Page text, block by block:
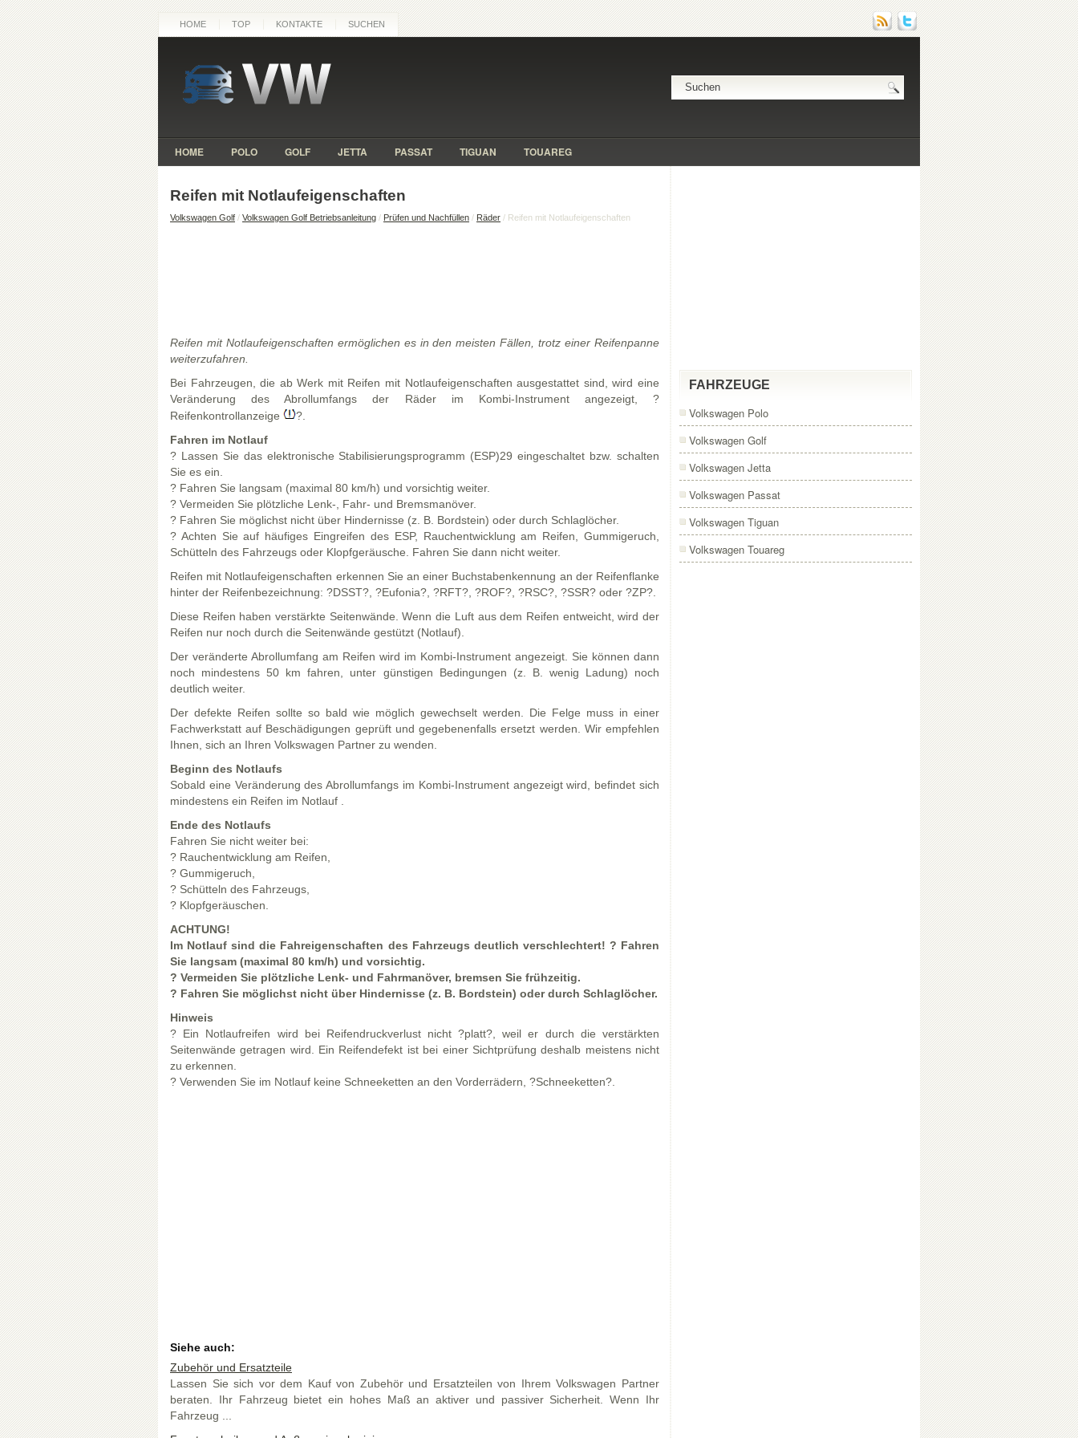
HOME TOP KONTAKTE SUCHEN
HOME POLO GOLF JETTA PASSAT TIGUAN TOUAREG
Reifen mit Notlaufeigenschaften
Volkswagen Golf / Volkswagen Golf Betriebsanleitung / Prüfen und Nachfüllen / Räder / Reifen mit Notlaufeigenschaften
Reifen mit Notlaufeigenschaften ermöglichen es in den meisten Fällen, trotz einer Reifenpanne
weiterzufahren.
Bei Fahrzeugen, die ab Werk mit Reifen mit Notlaufeigenschaften ausgestattet sind, wird eine
Veränderung des Abrollumfangs der Räder im Kombi-Instrument angezeigt, ?
Reifenkontrollanzeige
?.
Fahren im Notlauf
? Lassen Sie das elektronische Stabilisierungsprogramm (ESP)29 eingeschaltet bzw. schalten
Sie es ein.
? Fahren Sie langsam (maximal 80 km/h) und vorsichtig weiter.
? Vermeiden Sie plötzliche Lenk-, Fahr- und Bremsmanöver.
? Fahren Sie möglichst nicht über Hindernisse (z. B. Bordstein) oder durch Schlaglöcher.
? Achten Sie auf häufiges Eingreifen des ESP, Rauchentwicklung am Reifen, Gummigeruch,
Schütteln des Fahrzeugs oder Klopfgeräusche. Fahren Sie dann nicht weiter.
Reifen mit Notlaufeigenschaften erkennen Sie an einer Buchstabenkennung an der Reifenflanke
hinter der Reifenbezeichnung: ?DSST?, ?Eufonia?, ?RFT?, ?ROF?, ?RSC?, ?SSR? oder ?ZP?.
Diese Reifen haben verstärkte Seitenwände. Wenn die Luft aus dem Reifen entweicht, wird der
Reifen nur noch durch die Seitenwände gestützt (Notlauf).
Der veränderte Abrollumfang am Reifen wird im Kombi-Instrument angezeigt. Sie können dann
noch mindestens 50 km fahren, unter günstigen Bedingungen (z. B. wenig Ladung) noch
deutlich weiter.
Der defekte Reifen sollte so bald wie möglich gewechselt werden. Die Felge muss in einer
Fachwerkstatt auf Beschädigungen geprüft und gegebenenfalls ersetzt werden. Wir empfehlen
Ihnen, sich an Ihren Volkswagen Partner zu wenden.
Beginn des Notlaufs
Sobald eine Veränderung des Abrollumfangs im Kombi-Instrument angezeigt wird, befindet sich
mindestens ein Reifen im Notlauf .
Ende des Notlaufs
Fahren Sie nicht weiter bei:
? Rauchentwicklung am Reifen,
? Gummigeruch,
? Schütteln des Fahrzeugs,
? Klopfgeräuschen.
ACHTUNG!
Im Notlauf sind die Fahreigenschaften des Fahrzeugs deutlich verschlechtert! ? Fahren
Sie langsam (maximal 80 km/h) und vorsichtig.
? Vermeiden Sie plötzliche Lenk- und Fahrmanöver, bremsen Sie frühzeitig.
? Fahren Sie möglichst nicht über Hindernisse (z. B. Bordstein) oder durch Schlaglöcher.
Hinweis
? Ein Notlaufreifen wird bei Reifendruckverlust nicht ?platt?, weil er durch die verstärkten
Seitenwände getragen wird. Ein Reifendefekt ist bei einer Sichtprüfung deshalb meistens nicht
zu erkennen.
? Verwenden Sie im Notlauf keine Schneeketten an den Vorderrädern, ?Schneeketten?.
Siehe auch:
Zubehör und Ersatzteile
Lassen Sie sich vor dem Kauf von Zubehör und Ersatzteilen von Ihrem Volkswagen Partner
beraten. Ihr Fahrzeug bietet ein hohes Maß an aktiver und passiver Sicherheit. Wenn Ihr
Fahrzeug ...
FAHRZEUGE
Volkswagen Polo
Volkswagen Golf
Volkswagen Jetta
Volkswagen Passat
Volkswagen Tiguan
Volkswagen Touareg